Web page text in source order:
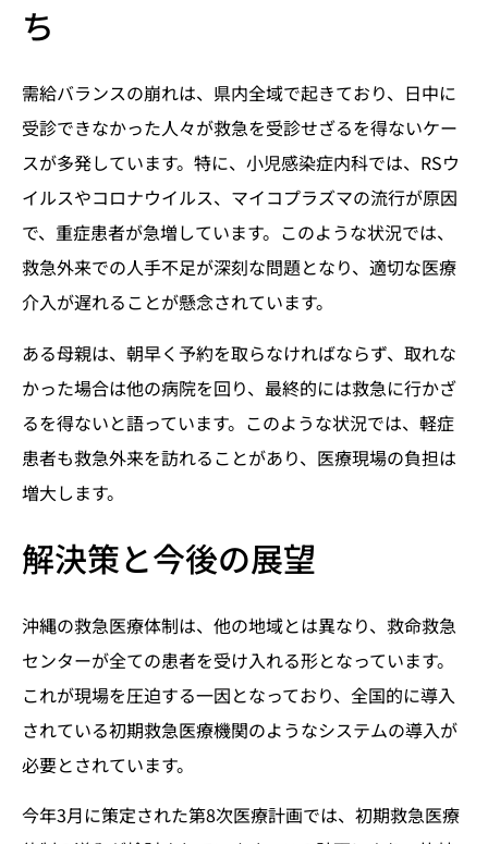
ち
需給バランスの崩れは、県内全域で起きており、日中に
受診できなかった人々が救急を受診せざるを得ないケー
スが多発しています。特に、小児感染症内科では、RSウ
イルスやコロナウイルス、マイコプラズマの流行が原因
で、重症患者が急増しています。このような状況では、
救急外来での人手不足が深刻な問題となり、適切な医療
介入が遅れることが懸念されています。
ある母親は、朝早く予約を取らなければならず、取れな
かった場合は他の病院を回り、最終的には救急に行かざ
るを得ないと語っています。このような状況では、軽症
患者も救急外来を訪れることがあり、医療現場の負担は
増大します。
解決策と今後の展望
沖縄の救急医療体制は、他の地域とは異なり、救命救急
センターが全ての患者を受け入れる形となっています。
これが現場を圧迫する一因となっており、全国的に導入
されている初期救急医療機関のようなシステムの導入が
必要とされています。
今年3月に策定された第8次医療計画では、初期救急医療